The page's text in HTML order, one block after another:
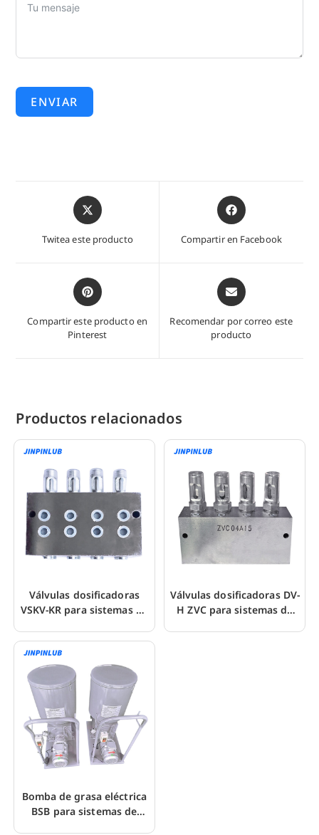
ENVIAR
Abre
en
nueva
Twitea este producto
Abre
en
nueva
Compartir en Facebook
Abre
en
nueva
Compartir este producto en
Pinterest
Abre
en
nueva
Recomendar por correo este
producto
Productos relacionados
Válvulas dosificadoras
VSKV-KR para sistemas de
Válvulas dosificadoras DV-
H ZVC para sistemas de
Bomba de grasa eléctrica
BSB para sistemas de